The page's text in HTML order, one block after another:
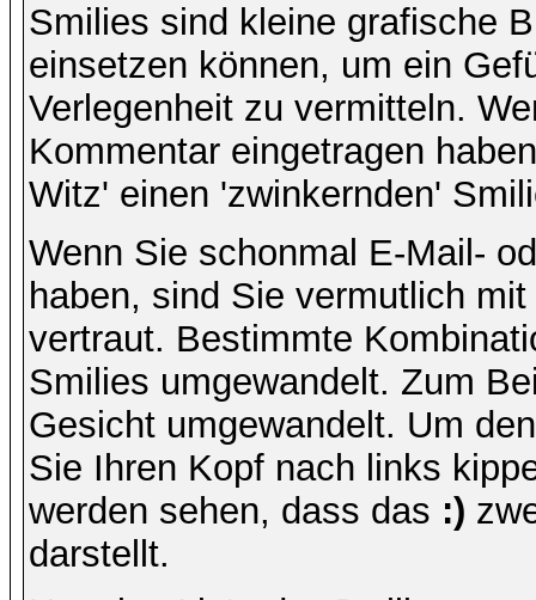
Smilies sind kleine grafische
einsetzen können, um ein
Verlegenheit zu vermitteln.
Kommentar eingetragen
Witz' einen 'zwinkernden'
Wenn Sie schonmal E-Mail-
haben, sind Sie vermutlich
vertraut. Bestimmte
Smilies umgewandelt. Zum
Gesicht umgewandelt. Um
Sie Ihren Kopf nach links
werden sehen, dass das :)
darstellt.